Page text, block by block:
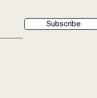
Subscribe